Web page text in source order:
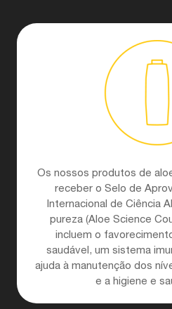
Os nossos produtos de
receber o Selo de
Internacional de Ciência
pureza (Aloe Science
incluem o
saudável, um sistema
ajuda à manutenção dos
e a higiene e